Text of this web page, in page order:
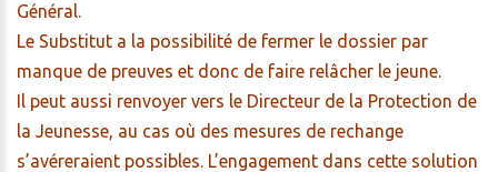
Général.
Le Substitut a la possibilité de fermer le dossier par
manque de preuves et donc de faire relâcher le jeune.
Il peut aussi renvoyer vers le Directeur de la Protection de
la Jeunesse, au cas où des mesures de rechange
s’avéreraient possibles. L’engagement dans cette solution